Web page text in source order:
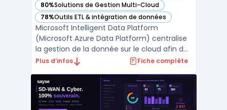
80%Solutions de Gestion Multi-Cloud
— voir Microsoft Intelligent Data Platform (Microsoft
78%Outils ETL & intégration de données
— voir Microsoft Intelligent Data Platform (Microsoft
Microsoft Intelligent Data Platform
(Microsoft Azure Data Platform) centralise
la gestion de la donnée sur le cloud afin de
limiter la fragmentation des systèmes et
réel aux informations. Cette plateforme
réunit bases de données, outils d’analyse
avancée et ...
Plus d’infos Fiche complète